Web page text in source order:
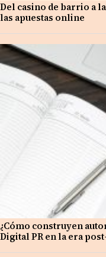
Del casino de barrio a
las apuestas online
¿Cómo construyen
Digital PR en la era